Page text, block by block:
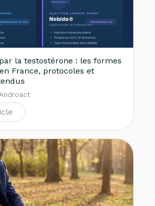
la testostérone : les formes
France, protocoles et